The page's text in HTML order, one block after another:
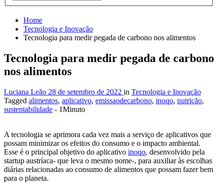
Home
Tecnologia e Inovação
Tecnologia para medir pegada de carbono nos alimentos
Tecnologia para medir pegada de carbono
nos alimentos
Luciana Leão 28 de setembro de 2022 in Tecnologia e Inovação
Tagged alimentos, aplicativo, emissaodecarbono, inoqo, nutrição,
sustentabilidade - 1Minuto
A tecnologia se aprimora cada vez mais a serviço de aplicativos que
possam minimizar os efeitos do consumo e o impacto ambiental.
Esse é o principal objetivo do aplicativo inoqo, desenvolvido pela
startup austríaca- que leva o mesmo nome-, para auxiliar às escolhas
diárias relacionadas ao consumo de alimentos que possam fazer bem
para o planeta.